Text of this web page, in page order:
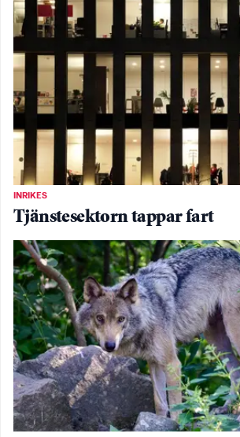
INRIKES
Tjänstesektorn tappar fart